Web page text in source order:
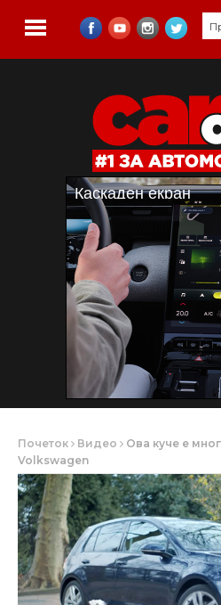
Почеток Видео
Ова куче е
Volkswagen